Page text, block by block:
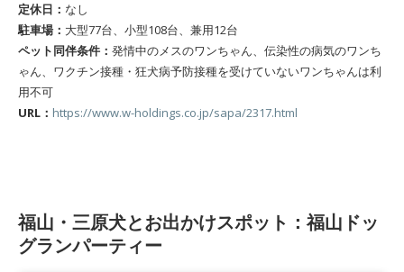
定休日： なし
駐車場： 大型77台、小型108台、兼用12台
ペット同伴条件： 発情中のメスのワンちゃん、伝染性の病気のワンち
ゃん、ワクチン接種・狂犬病予防接種を受けていないワンちゃんは利
用不可
URL： https://www.w-holdings.co.jp/sapa/2317.html
福山・三原犬とお出かけスポット：福山ドッ
グランパーティー